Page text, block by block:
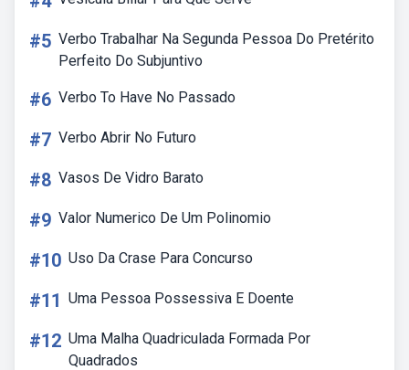
#5 Verbo Trabalhar Na Segunda Pessoa Do Pretérito
Perfeito Do Subjuntivo
#6 Verbo To Have No Passado
#7 Verbo Abrir No Futuro
#8 Vasos De Vidro Barato
#9 Valor Numerico De Um Polinomio
#10 Uso Da Crase Para Concurso
#11 Uma Pessoa Possessiva E Doente
#12 Uma Malha Quadriculada Formada Por
Quadrados